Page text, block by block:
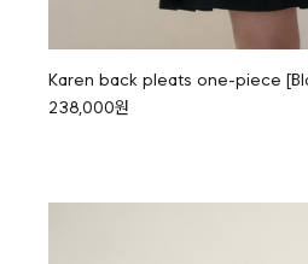
Karen back pleats one-piece
238,000원